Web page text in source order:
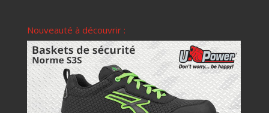
Nouveauté à découvrir :